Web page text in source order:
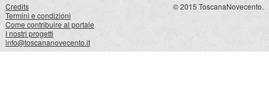
Credits
Termini e condizioni
Come contribuire al portale
I nostri progetti
info@toscananovecento.it
© 2015 ToscanaNovecento.